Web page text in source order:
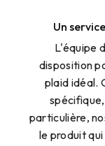
Un
L'équipe
disposition
plaid idéal.
particulière,
le produit